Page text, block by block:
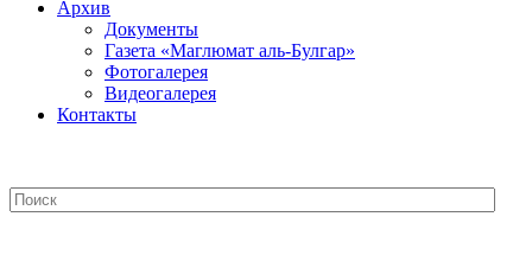
Архив
Документы
Газета «Маглюмат аль-Булгар»
Фотогалерея
Видеогалерея
Контакты